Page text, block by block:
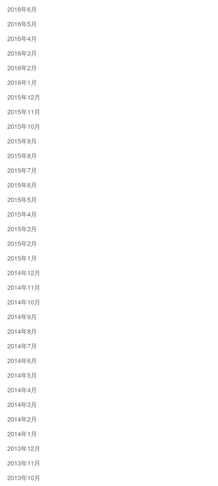
2016年6月
2016年5月
2016年4月
2016年3月
2016年2月
2016年1月
2015年12月
2015年11月
2015年10月
2015年9月
2015年8月
2015年7月
2015年6月
2015年5月
2015年4月
2015年3月
2015年2月
2015年1月
2014年12月
2014年11月
2014年10月
2014年9月
2014年8月
2014年7月
2014年6月
2014年5月
2014年4月
2014年3月
2014年2月
2014年1月
2013年12月
2013年11月
2013年10月